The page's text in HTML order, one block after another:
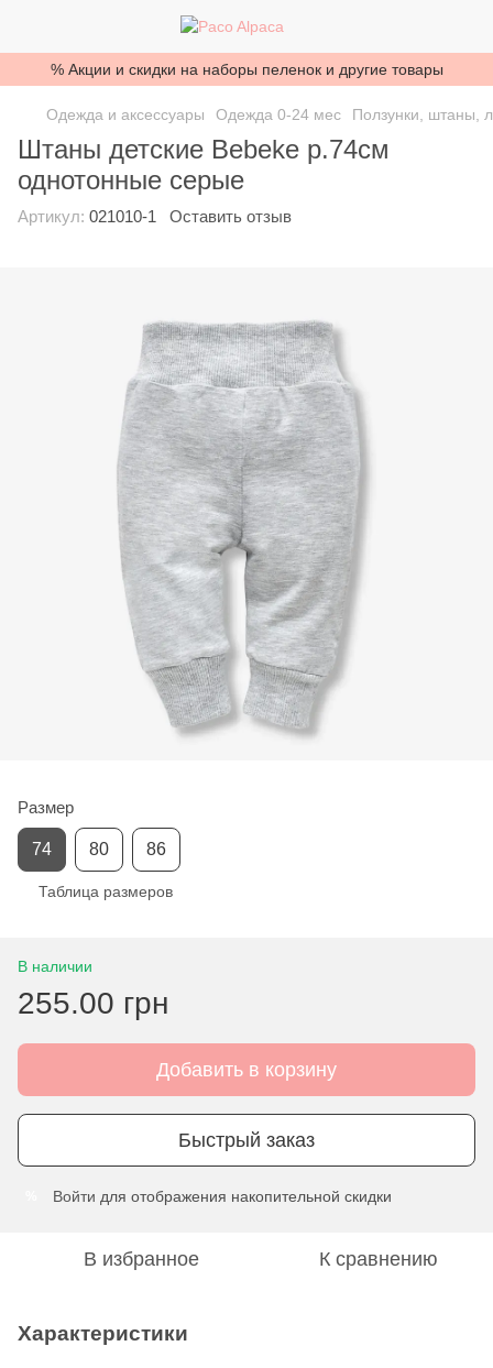
% Акции и скидки на наборы пеленок и другие товары
Одежда и аксессуары Одежда 0-24 мес Ползунки, штаны,
Штаны детские Bebeke р.74см
однотонные серые
Артикул: 021010-1 Оставить отзыв
Размер
74 80 86
Таблица размеров
В наличии
255.00 грн
Добавить в корзину
Быстрый заказ
Войти для отображения накопительной скидки
В избранное К сравнению
Характеристики